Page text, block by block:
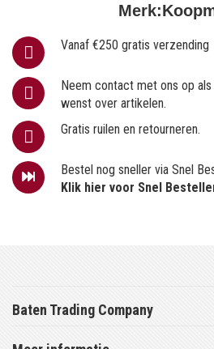
Merk:
Vanaf €250 gratis verzending
Neem contact met ons op
wenst over artikelen.
Gratis ruilen en retourneren.
Bestel nog sneller via Snel
Klik hier voor Snel
Baten Trading Company